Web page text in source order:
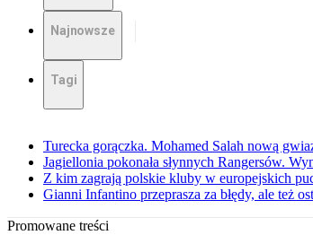
Najnowsze
Tagi
Turecka gorączka. Mohamed Salah nową
Jagiellonia pokonała słynnych Rangersów.
Z kim zagrają polskie kluby w europejskich
Gianni Infantino przeprasza za błędy, ale też
Promowane treści